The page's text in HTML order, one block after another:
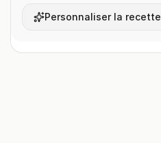
Personnaliser la recette